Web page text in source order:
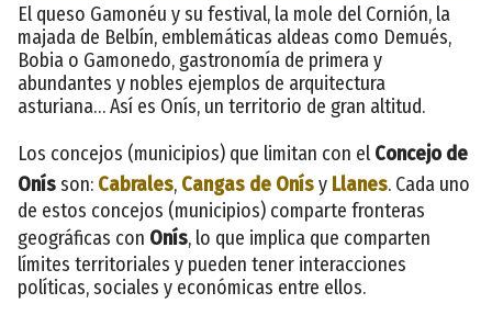
El queso Gamonéu y su festival, la mole del Cornión, la
majada de Belbín, emblemáticas aldeas como Demués,
Bobia o Gamonedo, gastronomía de primera y
abundantes y nobles ejemplos de arquitectura
asturiana… Así es Onís, un territorio de gran altitud.
Los concejos (municipios) que limitan con el Concejo de
Onísson: Cabrales, Cangas de Onísy Llanes. Cada uno
de estos concejos (municipios) comparte fronteras
geográficas con Onís, lo que implica que comparten
límites territoriales y pueden tener interacciones
políticas, sociales y económicas entre ellos.